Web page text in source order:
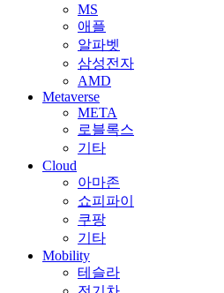
MS
애플
알파벳
삼성전자
AMD
Metaverse
META
로블록스
기타
Cloud
아마존
쇼피파이
쿠팡
기타
Mobility
테슬라